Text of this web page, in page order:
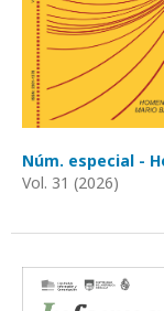
Núm. especial -
Vol. 31 (2026)